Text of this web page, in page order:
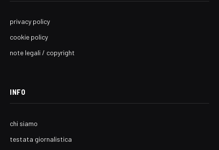
privacy policy
cookie policy
note legali / copyright
INFO
chi siamo
testata giornalistica